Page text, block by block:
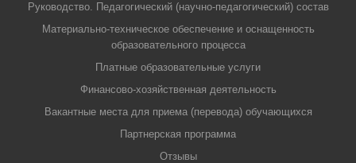
Руководство. Педагогический (научно-педагогический) состав
Материально-техническое обеспечение и оснащенность
образовательного процесса
Платные образовательные услуги
Финансово-хозяйственная деятельность
Вакантные места для приема (перевода) обучающихся
Партнерская программа
Отзывы